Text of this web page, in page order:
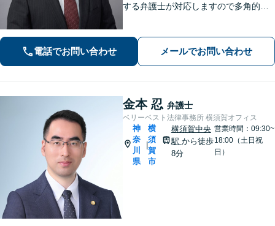
する弁護士が対応しますので多角的な
模の法律事務所として質の高いワンス
トップ型のリーガルサービスを提供し
電話でお問い合わせ メールでお問い合わせ
金本 忍 弁護士
ベリーベスト法律事務所 横須賀オフィス
神
奈
川
県
横
須
賀
市
横須賀中央
駅 から徒歩
8分
営業時間：09:30~
18:00（土日祝
日）